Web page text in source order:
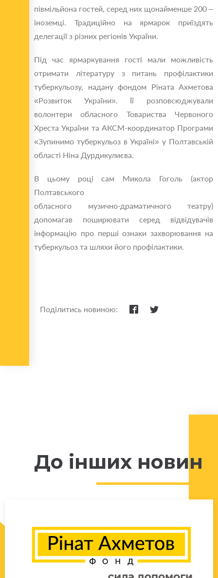
півмільйона гостей, серед них щонайменше 200 –
іноземці. Традиційно на ярмарок приїздять
делегації з різних регіонів України.
Під час ярмаркування гості мали можливість
отримати літературу з питань профілактики
туберкульозу, надану фондом Ріната Ахметова
«Розвиток України». Її розповсюджували
волонтери обласного Товариства Червоного
Хреста України та АКСМ-координатор Програми
«Зупинимо туберкульоз в Україні» у Полтавській
області Ніна Дурдикулиєва.
В цьому році сам Микола Гоголь (актор
Полтавського
обласного музично-драматичного театру)
допомагав поширювати серед відвідувачів
інформацію про перші ознаки захворювання на
туберкульоз та шляхи його профілактики.
Поділитись новиною:
До інших новин